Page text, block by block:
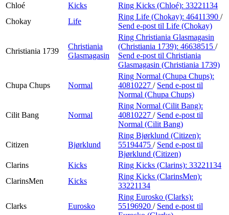
Chloé
Kicks Ring Kicks (Chloé): 33221134
Chokay
Life
Ring Life (Chokay): 46411390 /
Send e-post til Life (Chokay)
Christiania 1739
Christiania
Glasmagasin
Ring Christiania Glasmagasin
(Christiania 1739): 46638515 /
Send e-post til Christiania
Glasmagasin (Christiania 1739)
Chupa Chups Normal
Ring Normal (Chupa Chups):
40810227 / Send e-post til
Normal (Chupa Chups)
Cilit Bang Normal
Ring Normal (Cilit Bang):
40810227 / Send e-post til
Normal (Cilit Bang)
Citizen Bjørklund
Ring Bjørklund (Citizen):
55194475 / Send e-post til
Bjørklund (Citizen)
Clarins
Kicks Ring Kicks (Clarins): 33221134
ClarinsMen
Kicks
Ring Kicks (ClarinsMen):
33221134
Clarks Eurosko
Ring Eurosko (Clarks):
55196920 / Send e-post til